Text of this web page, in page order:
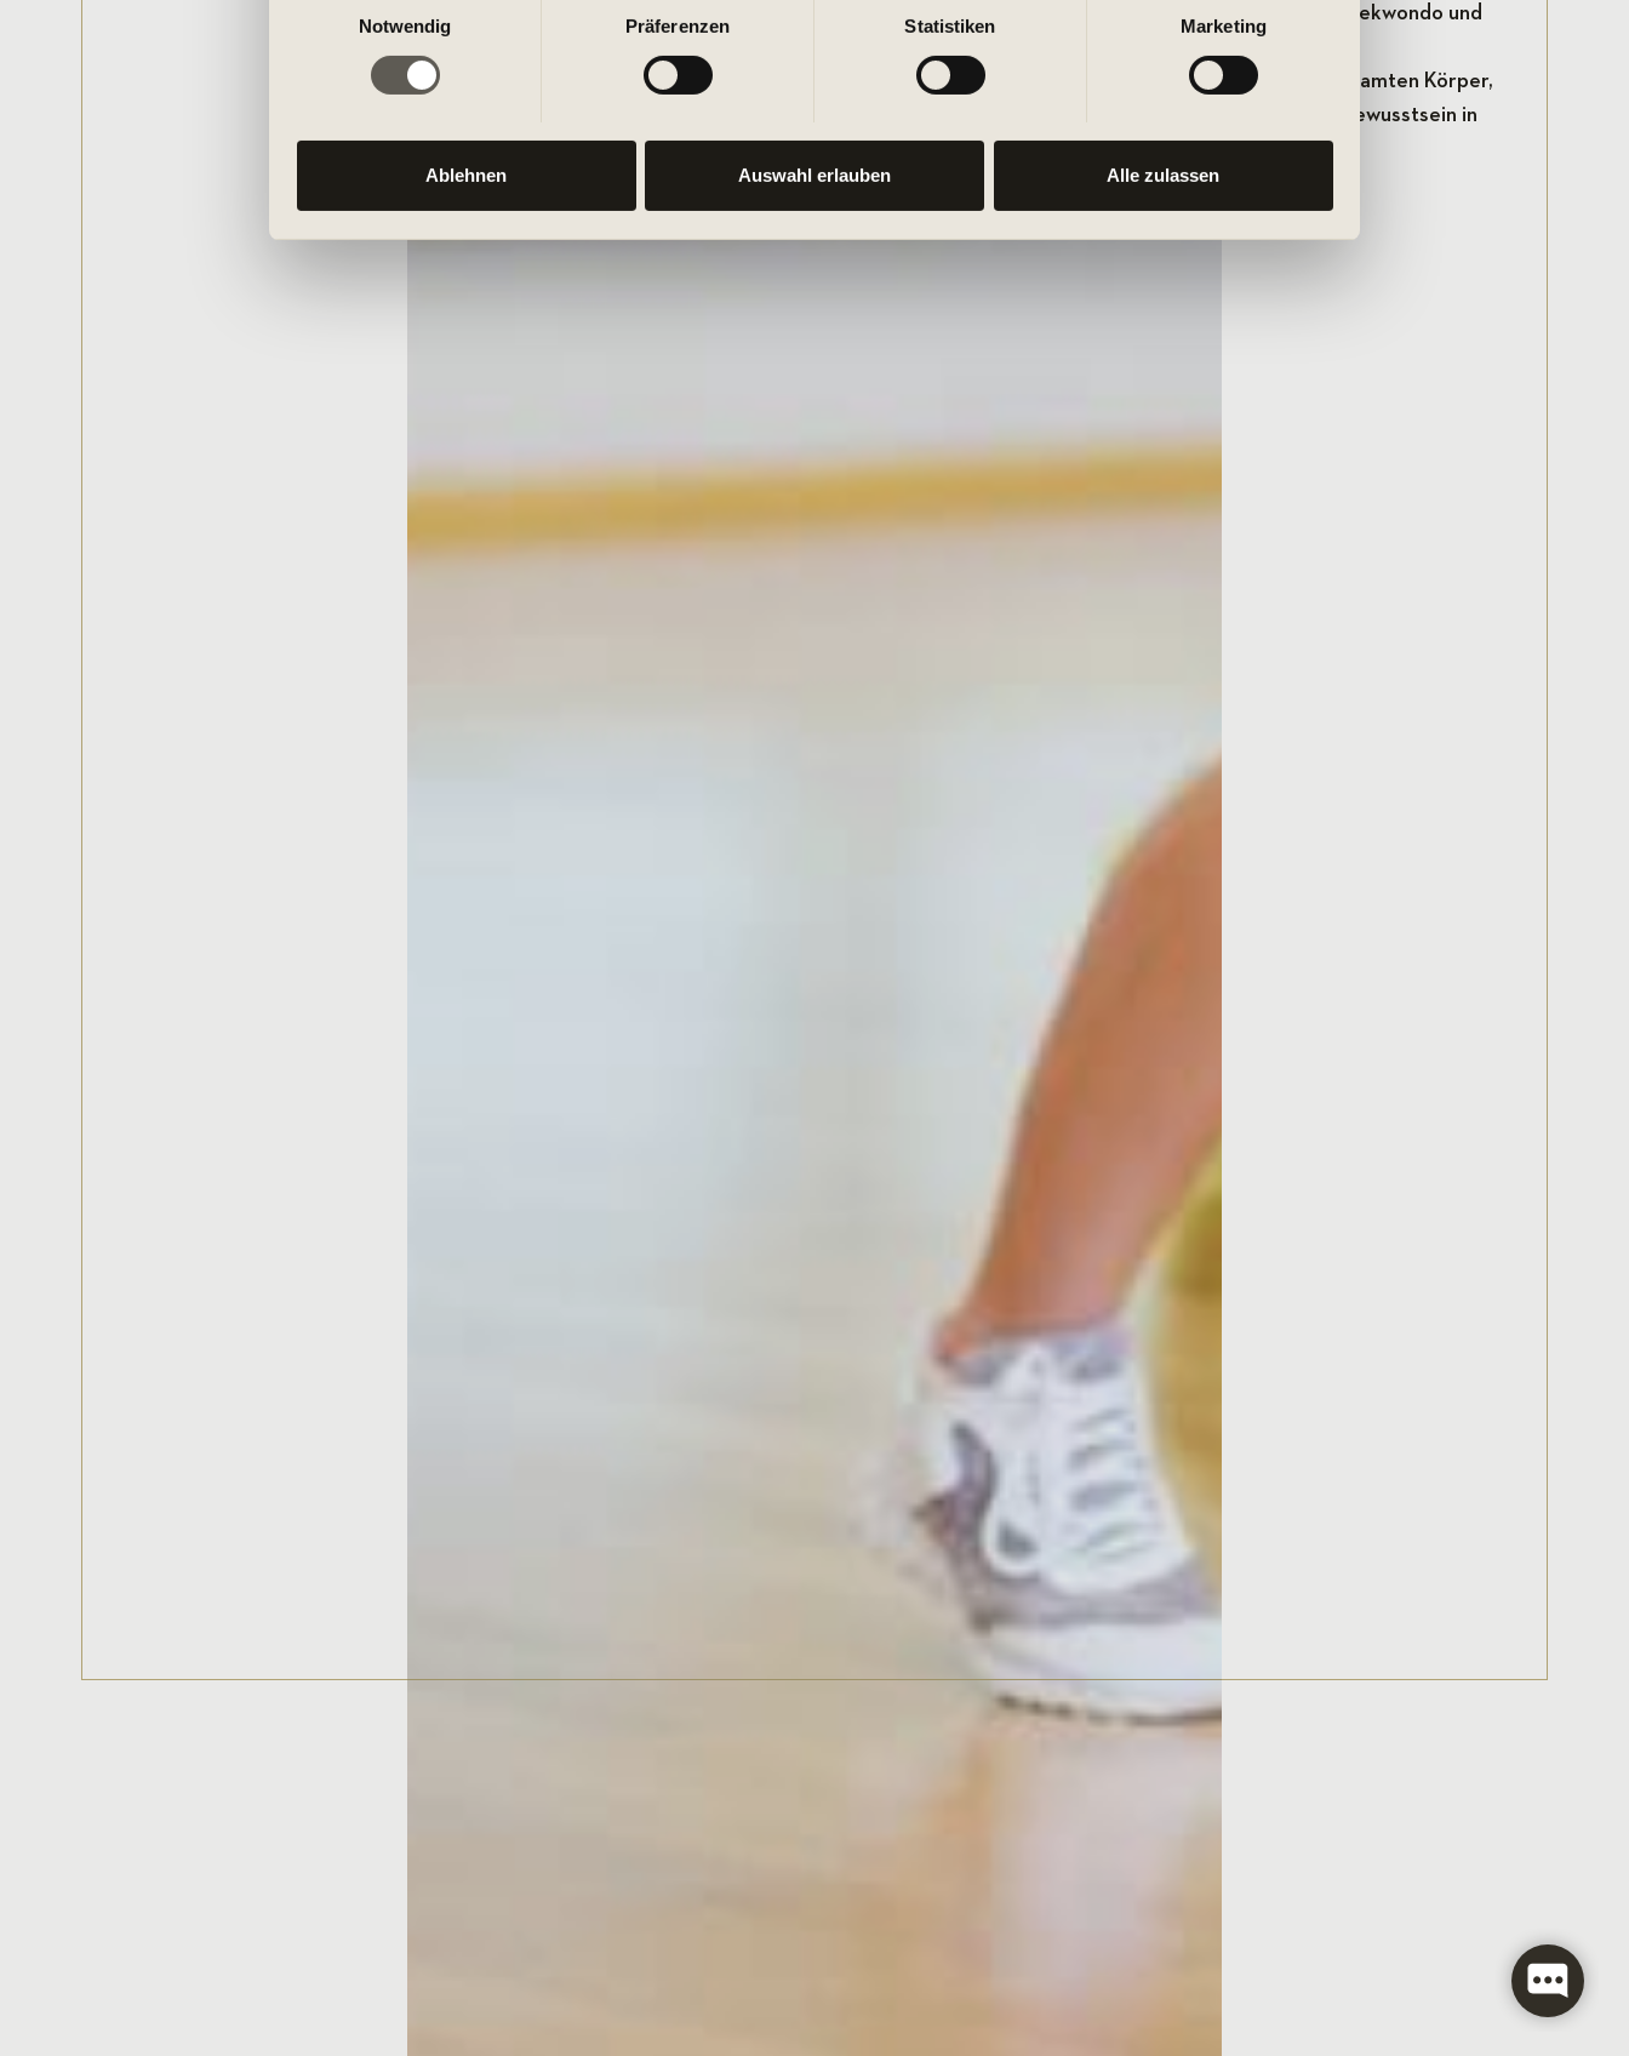
der Dienste gesammelt haben.
Notwendig
Präferenzen Statistiken Marketing
Ablehnen Auswahl erlauben Alle zulassen
verschiedenen Kampfsportarten wie zum Beispiel Taekwondo und
Bewegungsabläufen zusammen. Trainiere deinen gesamten Körper,
verbessere deine Haltung und steigere dein Selbstbewusstsein in
unseren Bodycombat Kursen in Lübeck.